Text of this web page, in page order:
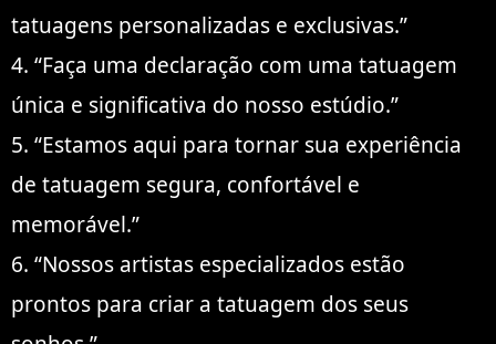
tatuagens personalizadas e exclusivas.”
4. “Faça uma declaração com uma tatuagem
única e significativa do nosso estúdio.”
5. “Estamos aqui para tornar sua experiência
de tatuagem segura, confortável e
memorável.”
6. “Nossos artistas especializados estão
prontos para criar a tatuagem dos seus